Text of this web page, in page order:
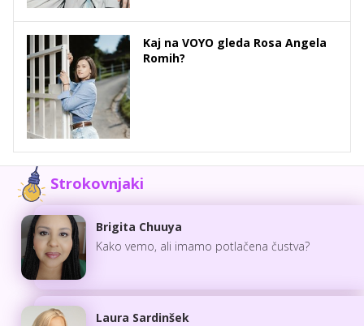
Kaj na VOYO gleda Rosa Angela
Romih?
Strokovnjaki
Brigita Chuuya
Kako vemo, ali imamo potlačena čustva?
Laura Sardinšek